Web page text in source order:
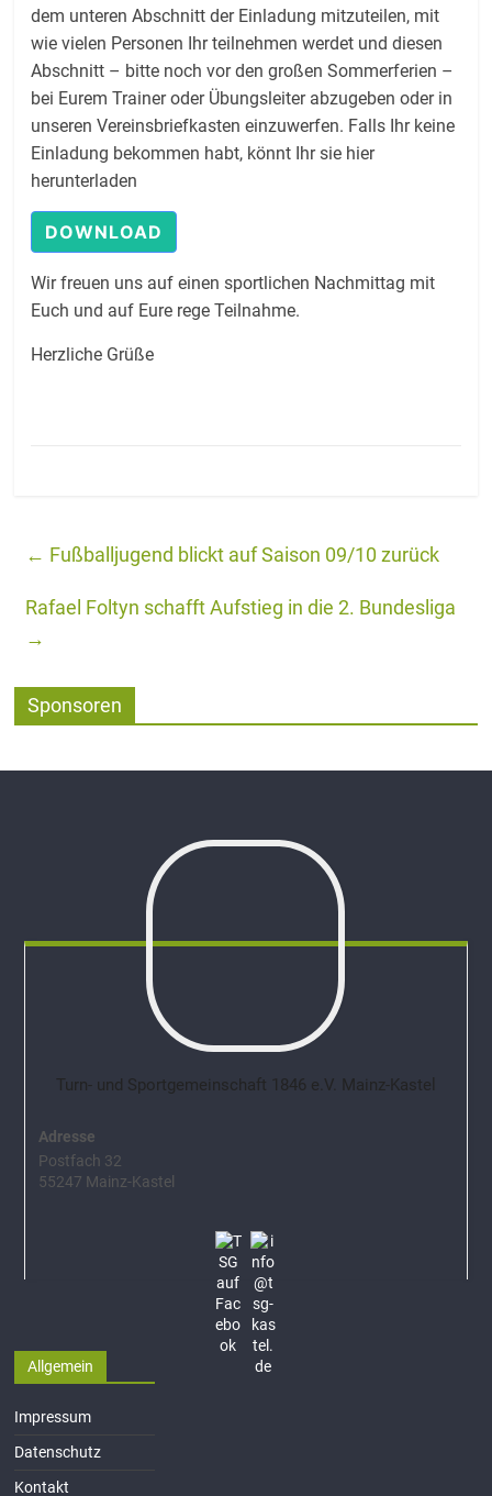
dem unteren Abschnitt der Einladung mitzuteilen, mit
wie vielen Personen Ihr teilnehmen werdet und diesen
Abschnitt – bitte noch vor den großen Sommerferien –
bei Eurem Trainer oder Übungsleiter abzugeben oder in
unseren Vereinsbriefkasten einzuwerfen. Falls Ihr keine
Einladung bekommen habt, könnt Ihr sie hier
herunterladen
DOWNLOAD
Wir freuen uns auf einen sportlichen Nachmittag mit
Euch und auf Eure rege Teilnahme.
Herzliche Grüße
← Fußballjugend blickt auf Saison 09/10 zurück
Rafael Foltyn schafft Aufstieg in die 2. Bundesliga
→
Sponsoren
Turn- und Sportgemeinschaft 1846 e.V. Mainz-Kastel
Adresse
Postfach 32
55247 Mainz-Kastel
Allgemein
Impressum
Datenschutz
Kontakt